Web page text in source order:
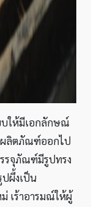
ให้มีเอกลักษณ์
ผลิตภัณฑ์ออกไป
รจุภัณฑ์มีรูปทรง
ปผึ้งเป็น
เร้าอารมณ์ให้ผู้